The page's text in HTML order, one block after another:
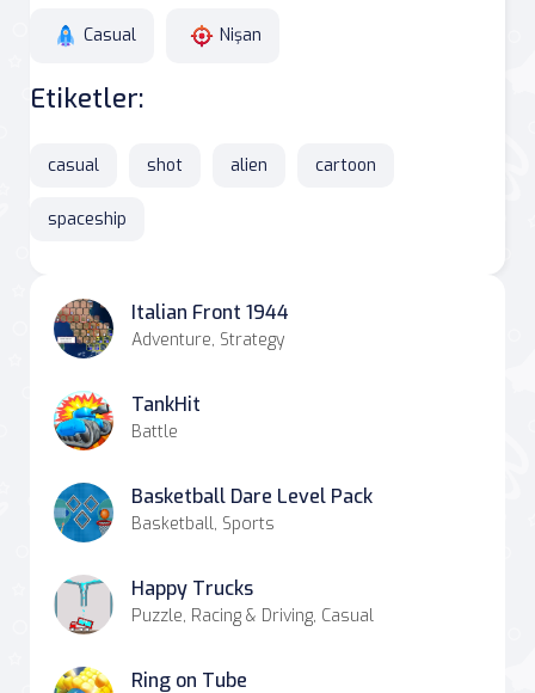
Casual Nişan
Etiketler:
casual shot alien cartoon
spaceship
Italian Front 1944
Adventure, Strategy
TankHit
Battle
Basketball Dare Level Pack
Basketball, Sports
Happy Trucks
Puzzle, Racing & Driving, Casual
Ring on Tube